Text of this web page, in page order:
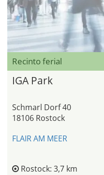
Recinto ferial
IGA Park
Schmarl Dorf 40
18106 Rostock
FLAIR AM MEER
Rostock: 3,7 km